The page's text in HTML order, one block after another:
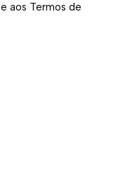
e aos Termos de